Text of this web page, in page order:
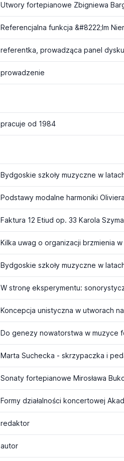
referentka, prowadząca panel
prowadzenie
pracuje od 1984
Podstawy modalne harmoniki
Faktura 12 Etiud op. 33 Karola
Koncepcja unistyczna w utworach
Do genezy nowatorstwa w muzyce
Marta Suchecka - skrzypaczka i
redaktor
autor